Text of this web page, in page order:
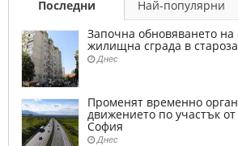
Последни Най-популярни
Започна обновяването на
жилищна сграда в
Днес
Променят временно
движението по участък
София
Днес